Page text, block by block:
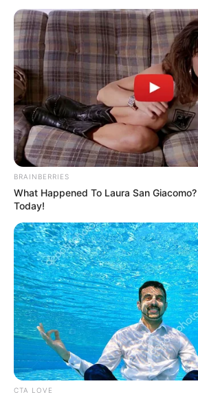
COMPARTIR
ALERTA BOGOTÁ EN
TEMAS RELACIONADOS
SECRETARÍA DE SEGURIDAD,
COMPARENDOS
MULTAS
MANTÉNGASE EN ALERTA
Tenemos todas las
interesan. Para estar
favor, active las
ACTIVAR AHORA
TEMAS DESTACADOS
BRAINBERRIES
What Happened To Laura San
Today!
CTA LOVE